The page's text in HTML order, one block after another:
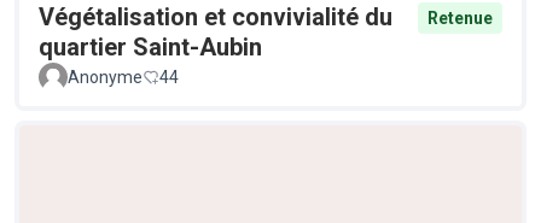
Végétalisation et convivialité du
quartier Saint-Aubin
Retenue
Anonyme 44